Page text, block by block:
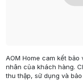
AOM Home cam kết
nhân của khách hàng.
thu thập, sử dụng và